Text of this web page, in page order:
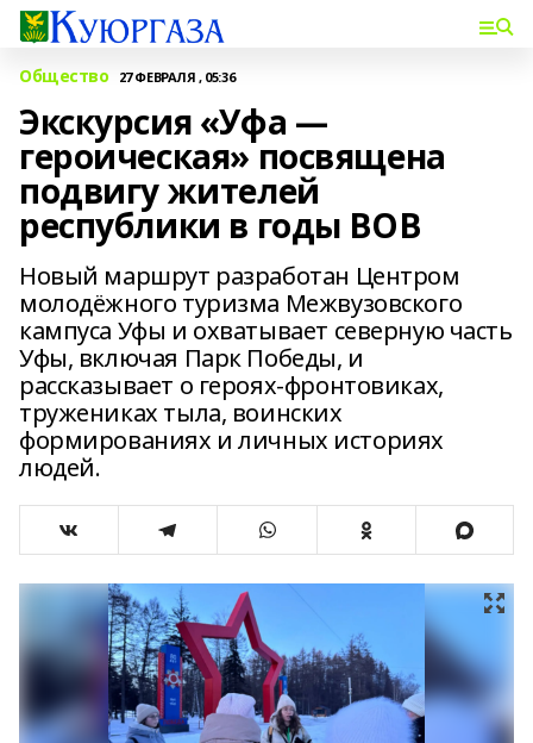
Общество 27 ФЕВРАЛЯ , 05:36
Экскурсия «Уфа —
героическая» посвящена
подвигу жителей
республики в годы ВОВ
Новый маршрут разработан Центром
молодёжного туризма Межвузовского
кампуса Уфы и охватывает северную часть
Уфы, включая Парк Победы, и
рассказывает о героях-фронтовиках,
тружениках тыла, воинских
формированиях и личных историях
людей.